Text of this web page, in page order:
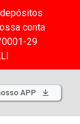
depósitos
conta
0001-29
APP